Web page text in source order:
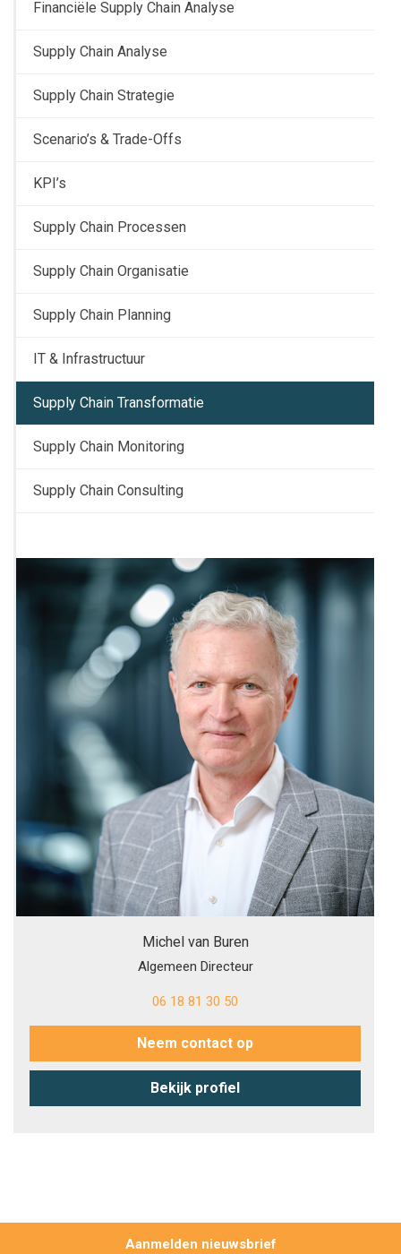
Financiële Supply Chain Analyse
Supply Chain Analyse
Supply Chain Strategie
Scenario’s & Trade-Offs
KPI’s
Supply Chain Processen
Supply Chain Organisatie
Supply Chain Planning
IT & Infrastructuur
Supply Chain Transformatie
Supply Chain Monitoring
Supply Chain Consulting
Michel van Buren
Algemeen Directeur
06 18 81 30 50
Neem contact op
Bekijk profiel
Aanmelden